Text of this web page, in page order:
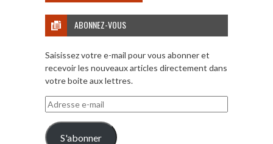
ABONNEZ-VOUS
Saisissez votre e-mail pour vous abonner et
recevoir les nouveaux articles directement dans
votre boite aux lettres.
Adresse
e-
mail
S'abonner